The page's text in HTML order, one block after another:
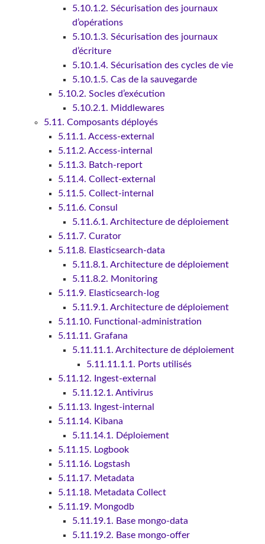
5.10.1.2. Sécurisation des journaux
d’opérations
5.10.1.3. Sécurisation des journaux
d’écriture
5.10.1.4. Sécurisation des cycles de vie
5.10.1.5. Cas de la sauvegarde
5.10.2. Socles d’exécution
5.10.2.1. Middlewares
5.11. Composants déployés
5.11.1. Access-external
5.11.2. Access-internal
5.11.3. Batch-report
5.11.4. Collect-external
5.11.5. Collect-internal
5.11.6. Consul
5.11.6.1. Architecture de déploiement
5.11.7. Curator
5.11.8. Elasticsearch-data
5.11.8.1. Architecture de déploiement
5.11.8.2. Monitoring
5.11.9. Elasticsearch-log
5.11.9.1. Architecture de déploiement
5.11.10. Functional-administration
5.11.11. Grafana
5.11.11.1. Architecture de déploiement
5.11.11.1.1. Ports utilisés
5.11.12. Ingest-external
5.11.12.1. Antivirus
5.11.13. Ingest-internal
5.11.14. Kibana
5.11.14.1. Déploiement
5.11.15. Logbook
5.11.16. Logstash
5.11.17. Metadata
5.11.18. Metadata Collect
5.11.19. Mongodb
5.11.19.1. Base mongo-data
5.11.19.2. Base mongo-offer